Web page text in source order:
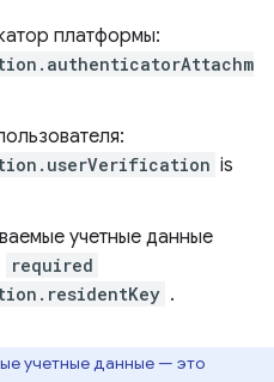
платформы:
is
учетные данные
required
.
учетные данные — это